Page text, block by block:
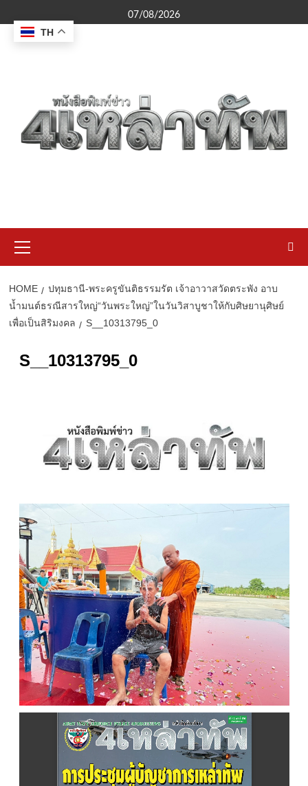
to
content
07/08/2026
Menu
HOME
ปทุมธานี-พระครูขันติธรรมรัต เจ้าอาวาสวัดตระพัง อาบ
น้ำมนต์ธรณีสารใหญ่“วันพระใหญ่”ในวันวิสาบูชาให้กับศิษยานุศิษย์
เพื่อเป็นสิริมงคล
S__10313795_0
S__10313795_0
TH